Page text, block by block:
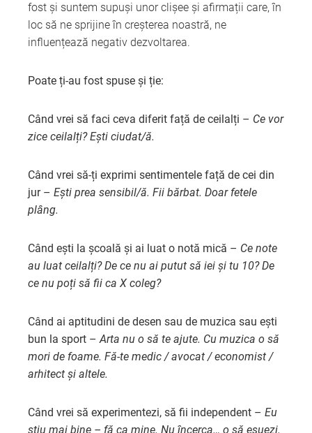
fost și suntem supuși unor clișee și afirmații care, în
loc să ne sprijine în creșterea noastră, ne
influențează negativ dezvoltarea.
Poate ți-au fost spuse și ție:
Când vrei să faci ceva diferit față de ceilalți – Ce vor
zice ceilalți? Ești ciudat/ă.
Când vrei să-ți exprimi sentimentele față de cei din
jur – Ești prea sensibil/ă. Fii bărbat. Doar fetele
plâng.
Când ești la școală și ai luat o notă mică – Ce note
au luat ceilalți? De ce nu ai putut să iei și tu 10? De
ce nu poți să fii ca X coleg?
Când ai aptitudini de desen sau de muzica sau ești
bun la sport –Arta nu o să te ajute. Cu muzica o să
mori de foame. Fă-te medic / avocat / economist /
arhitect și altele.
Când vrei să experimentezi, să fii independent – Eu
știu mai bine – fă ca mine. Nu încerca… o să eșuezi.